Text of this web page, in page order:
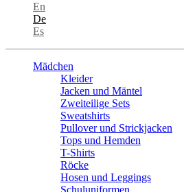
En
De
Es
Mädchen
Kleider
Jacken und Mäntel
Zweiteilige Sets
Sweatshirts
Pullover und Strickjacken
Tops und Hemden
T-Shirts
Röcke
Hosen und Leggings
Schuluniformen